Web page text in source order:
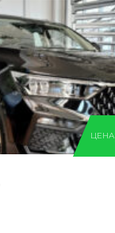
ЦЕНА